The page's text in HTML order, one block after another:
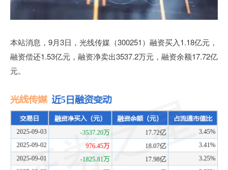
本站消息，9月3日，光线传媒（300251）融资买入1.18亿元，
融资偿还1.53亿元，融资净卖出3537.2万元，融资余额17.72亿
元。